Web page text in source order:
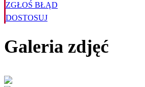
ZGŁOŚ BŁĄD
DOSTOSUJ
Galeria zdjęć